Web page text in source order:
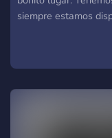
siempre estamos